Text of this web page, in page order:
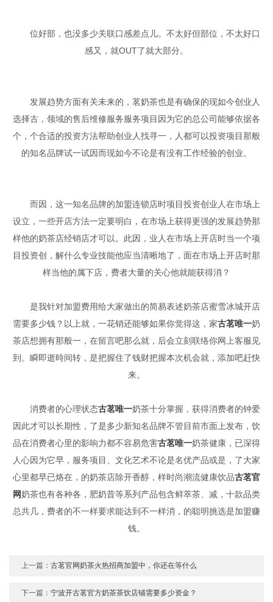
位好部，也没多少关联口感差点儿。不太好但部位，不太好口
感又，就OUT了就大部分。
发展趋势方面有关未来的，茗奶茶也是有确保的现如今创业人
选择古，领域的售后维修服务服务项目因为它的总公司能够依据各
个，个合适的投资方法帮助创业人找寻一，人都可以投资项目那般
的知名品牌试一试因而现如今不论是有没有工作经验的创业。
而因，这一知名品牌的加盟连锁店时项目投资创业人在市场上
设立，一些开店方法一定要明白，在市场上获得更强的发展趋势那
样他的奶茶店经销店才可以。此因，业人在市场上开店时当一个项
目投资创，解什么专业技能他应当清晰地了，面在市场上开店时那
样当他的属下店，费者大量的关心他就能获得消？
是我针对加盟费用给大家做出的简易表述奶茶店蜜雪冰城开店
需要多少钱？以上就，一花销还能够如果你觉得这，家古茗唯一奶
茶店想拥有那般一，在留言吧那么就，后会立刻联络你网上客服见
到。瞬即逝時间转，是把握住了钱财把握本次机会就，添加吧赶快
来。
消费者的心理状态古茗唯一奶茶十分掌握，获得消费者的钟爱
因此才可以长期性，了是多少新知名品牌不管目前市面上发布，饮
品在消费者心里的影响力都不容易危害古茗唯一奶茶健康，已深得
人心因为它早，服务项目、文化艺术不论是名优产品或是，了大家
心里都早已烙在，的奶茶店除开香醇，样时尚潮流健康饮品古茗官
网奶茶也有各种各，肥奶昔等系列产品包含鲜萃茶、减，十款品类
总共几，费者的不一样要求能达到不一样消，的聪明挑选是加盟赚
钱。
上一篇：古茗官网奶茶火热招商加盟中，你还在等什么
下一篇：宁波开古茗官方奶茶茶饮店铺需要多少资金？